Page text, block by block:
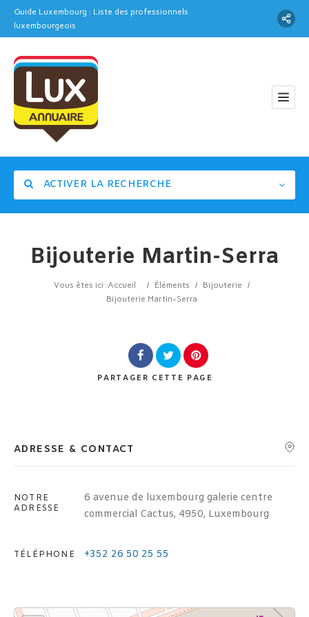
Guide Luxembourg : Liste des professionnels
luxembourgeois
ACTIVER LA RECHERCHE
Catégorie
Bijouterie Martin-Serra
Vous êtes ici :Accueil / Éléments / Bijouterie
/
Bijouterie Martin-Serra
PARTAGER CETTE PAGE
ADRESSE & CONTACT
NOTRE
ADRESSE
6 avenue de luxembourg galerie centre
commercial Cactus, 4950, Luxembourg
TÉLÉPHONE +352 26 50 25 55